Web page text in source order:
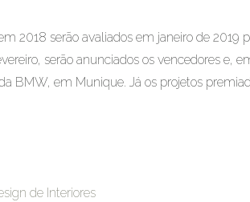
2018 serão avaliados em janeiro de
serão anunciados os vencedores e,
BMW, em Munique. Já os projetos
de Interiores